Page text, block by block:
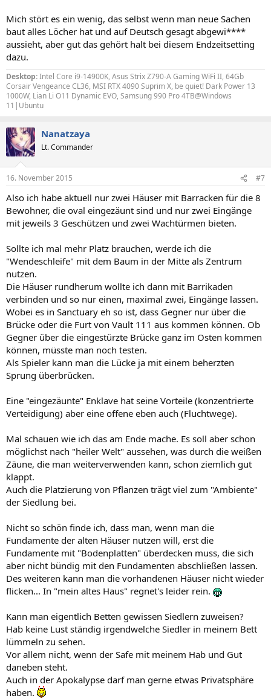
Mich stört es ein wenig, das selbst wenn man neue Sachen
baut alles Löcher hat und auf Deutsch gesagt abgewi****
aussieht, aber gut das gehört halt bei diesem Endzeitsetting
dazu.
Desktop:Intel Core i9-14900K, Asus Strix Z790-A Gaming WiFi II, 64Gb
Corsair Vengeance CL36, MSI RTX 4090 Suprim X, be quiet! Dark Power 13
1000W, Lian Li O11 Dynamic EVO, Samsung 990 Pro 4TB@Windows
11|Ubuntu
Nanatzaya
Lt. Commander
16. November 2015 #7
Also ich habe aktuell nur zwei Häuser mit Barracken für die 8
Bewohner, die oval eingezäunt sind und nur zwei Eingänge
mit jeweils 3 Geschützen und zwei Wachtürmen bieten.
Sollte ich mal mehr Platz brauchen, werde ich die
"Wendeschleife" mit dem Baum in der Mitte als Zentrum
nutzen.
Die Häuser rundherum wollte ich dann mit Barrikaden
verbinden und so nur einen, maximal zwei, Eingänge lassen.
Wobei es in Sanctuary eh so ist, dass Gegner nur über die
Brücke oder die Furt von Vault 111 aus kommen können. Ob
Gegner über die eingestürzte Brücke ganz im Osten kommen
können, müsste man noch testen.
Als Spieler kann man die Lücke ja mit einem beherzten
Sprung überbrücken.
Eine "eingezäunte" Enklave hat seine Vorteile (konzentrierte
Verteidigung) aber eine offene eben auch (Fluchtwege).
Mal schauen wie ich das am Ende mache. Es soll aber schon
möglichst nach "heiler Welt" aussehen, was durch die weißen
Zäune, die man weiterverwenden kann, schon ziemlich gut
klappt.
Auch die Platzierung von Pflanzen trägt viel zum "Ambiente"
der Siedlung bei.
Nicht so schön finde ich, dass man, wenn man die
Fundamente der alten Häuser nutzen will, erst die
Fundamente mit "Bodenplatten" überdecken muss, die sich
aber nicht bündig mit den Fundamenten abschließen lassen.
Des weiteren kann man die vorhandenen Häuser nicht wieder
flicken... In "mein altes Haus" regnet's leider rein.
Kann man eigentlich Betten gewissen Siedlern zuweisen?
Hab keine Lust ständig irgendwelche Siedler in meinem Bett
lümmeln zu sehen.
Vor allem nicht, wenn der Safe mit meinem Hab und Gut
daneben steht.
Auch in der Apokalypse darf man gerne etwas Privatsphäre
haben.